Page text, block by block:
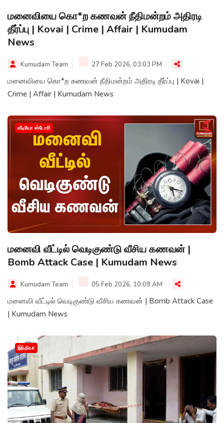
மனைவியை கொ*ற கணவன் நீதிமன்றம் அதிரடி
தீர்ப்பு | Kovai | Crime | Affair | Kumudam
News
Kumudam Team 27 Feb 2026, 03:03 PM
மனைவியை கொ*ற கணவன் நீதிமன்றம் அதிரடி தீர்ப்பு | Kovai |
Crime | Affair | Kumudam News
வீடியோ ஸ்டோரி
மனைவி வீட்டில் வெடிகுண்டு வீசிய கணவன் |
Bomb Attack Case | Kumudam News
Kumudam Team 05 Feb 2026, 10:09 AM
மனைவி வீட்டில் வெடிகுண்டு வீசிய கணவன் | Bomb Attack Case
| Kumudam News
இந்தியா